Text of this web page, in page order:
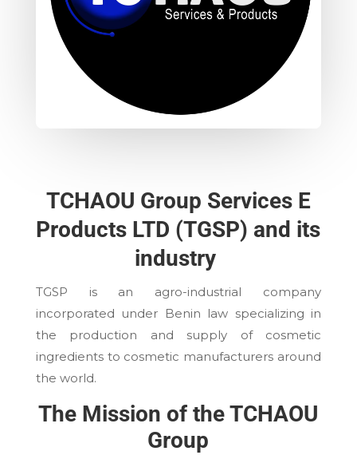
TCHAOU Group Services E
Products LTD (TGSP) and its
industry
TGSP is an agro-industrial company
incorporated under Benin law specializing in
the production and supply of cosmetic
ingredients to cosmetic manufacturers around
the world.
The Mission of the TCHAOU
Group